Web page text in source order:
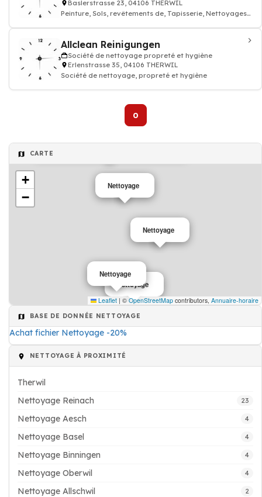
Baslerstrasse 23, 04106 THERWIL
Peinture, Sols, revêtements de, Tapisserie, Nettoyages
Allclean Reinigungen
Société de nettoyage propreté et hygiène
Erlenstrasse 35, 04106 THERWIL
Société de nettoyage, propreté et hygiène
0
CARTE
Nettoyage
Nettoyage
Nettoyage
Nettoyage
Société de nettoyage propreté et hygiène
+
−
Leaflet | © OpenStreetMap contributors, Annuaire-horaire
BASE DE DONNÉE NETTOYAGE
Achat fichier Nettoyage -20%
NETTOYAGE À PROXIMITÉ
Therwil
Nettoyage Reinach
23
Nettoyage Aesch 4
Nettoyage Basel 4
Nettoyage Binningen 4
Nettoyage Oberwil 4
Nettoyage Allschwil 2